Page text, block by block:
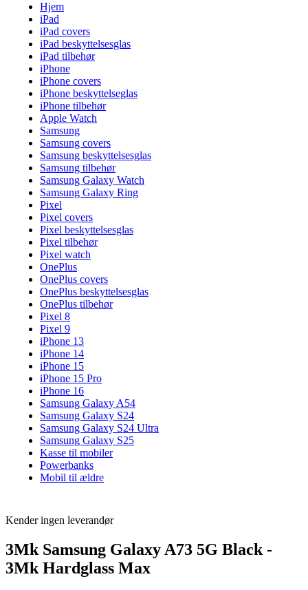
Hjem
iPad
iPad covers
iPad beskyttelsesglas
iPad tilbehør
iPhone
iPhone covers
iPhone beskyttelseglas
iPhone tilbehør
Apple Watch
Samsung
Samsung covers
Samsung beskyttelsesglas
Samsung tilbehør
Samsung Galaxy Watch
Samsung Galaxy Ring
Pixel
Pixel covers
Pixel beskyttelsesglas
Pixel tilbehør
Pixel watch
OnePlus
OnePlus covers
OnePlus beskyttelsesglas
OnePlus tilbehør
Pixel 8
Pixel 9
iPhone 13
iPhone 14
iPhone 15
iPhone 15 Pro
iPhone 16
Samsung Galaxy A54
Samsung Galaxy S24
Samsung Galaxy S24 Ultra
Samsung Galaxy S25
Kasse til mobiler
Powerbanks
Mobil til ældre
Kender ingen leverandør
3Mk Samsung Galaxy A73 5G Black -
3Mk Hardglass Max